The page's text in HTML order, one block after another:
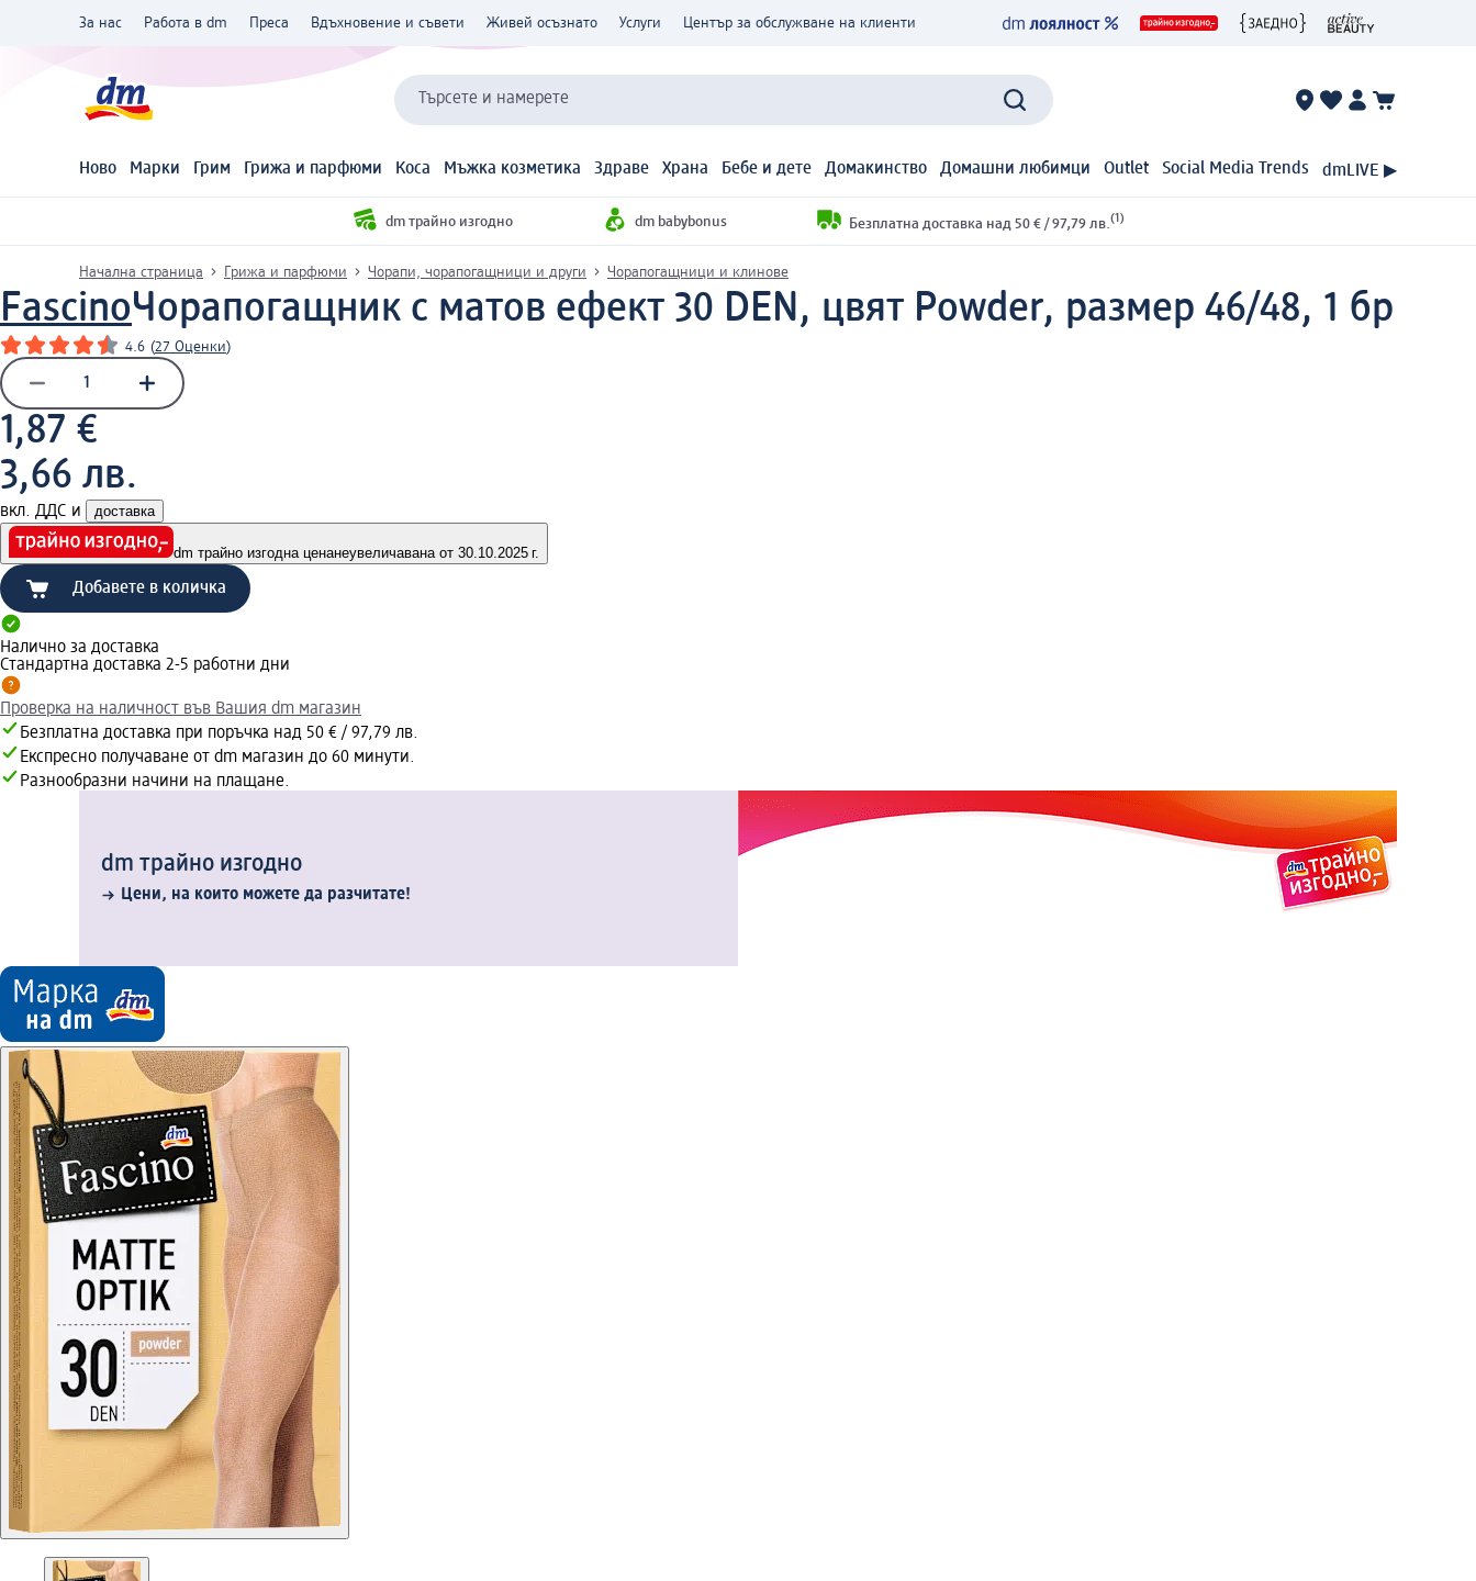
За нас Работа в dm Преса Вдъхновение и съвети Живей осъзнато Услуги Център за обслужване на клиенти
Търсете и намерете
Ново Марки Грим Грижа и парфюми Коса Мъжка козметика Здраве Храна Бебе и дете Домакинство Домашни любимци Outlet Social Media Trends dmLIVE ▶
dm трайно изгодно dm babybonus Безплатна доставка над 50 € / 97,79 лв. (1)
Начална страница Грижа и парфюми Чорапи, чорапогащници и други Чорапогащници и клинове
FascinoЧорапогащник с матов ефект 30 DEN, цвят Powder, размер 46/48, 1 бр
4.6 (27 Оценки)
1,87 €
3,66 лв.
вкл. ДДС и доставка
dm трайно изгодна ценанеувеличавана от 30.10.2025 г.
Добавете в количка
Налично за доставка
Стандартна доставка 2-5 работни дни
Проверка на наличност във Вашия dm магазин
Безплатна доставка при поръчка над 50 € / 97,79 лв.
Експресно получаване от dm магазин до 60 минути.
Разнообразни начини на плащане.
dm трайно изгодно
Цени, на които можете да разчитате!